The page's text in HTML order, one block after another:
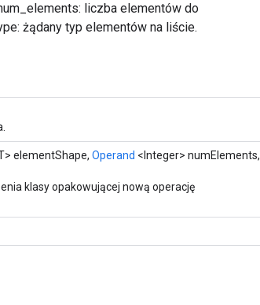
liczba elementów do
żądany typ elementów na liście.
elementShape, Operand <Integer> numElements,
klasy opakowującej nową operację